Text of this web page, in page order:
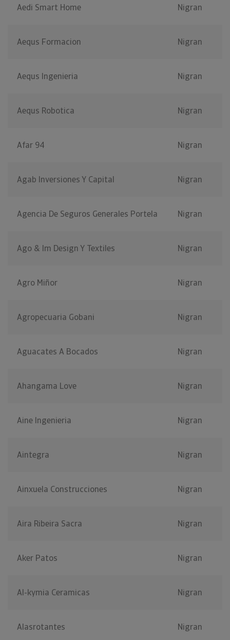
Aedi Smart Home Nigran
Aequs Formacion Nigran
Aequs Ingenieria Nigran
Aequs Robotica Nigran
Afar 94 Nigran
Agab Inversiones Y Capital Nigran
Agencia De Seguros Generales Portela Nigran
Ago & Im Design Y Textiles Nigran
Agro Miñor Nigran
Agropecuaria Gobani Nigran
Aguacates A Bocados Nigran
Ahangama Love Nigran
Aine Ingenieria Nigran
Aintegra Nigran
Ainxuela Construcciones Nigran
Aira Ribeira Sacra Nigran
Aker Patos Nigran
Al-kymia Ceramicas Nigran
Alasrotantes Nigran